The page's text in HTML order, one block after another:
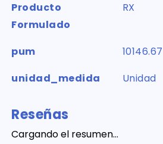
Producto
Formulado
RX
pum
10146.67
unidad_medida
Unidad
Reseñas
Cargando el resumen…